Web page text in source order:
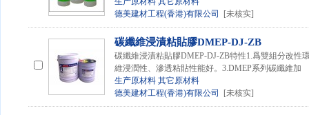
德美建材工程(香港)有限公司
[未核实]
碳纖維浸漬粘貼膠DMEP-DJ-ZB
碳纖維浸漬粘貼膠DMEP-DJ-ZB特性1.爲雙組分改性
維浸潤性、滲透粘貼性能好。3.DMEP系列碳纖維加
生产原材料 其它原材料
德美建材工程(香港)有限公司
[未核实]